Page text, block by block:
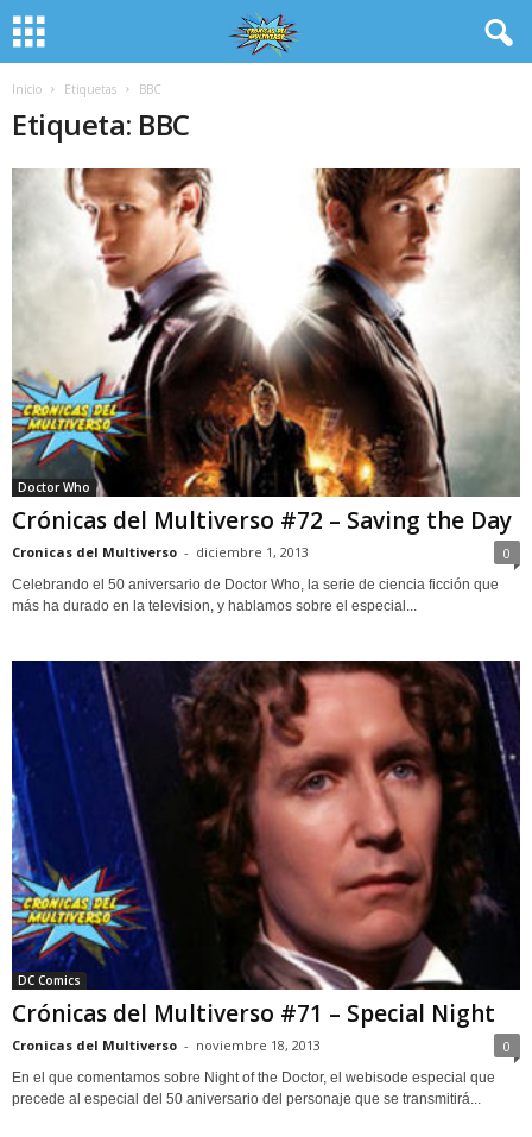
Inicio Etiquetas BBC
Etiqueta: BBC
Doctor Who
Crónicas del Multiverso #72 – Saving the Day
Cronicas del Multiverso - diciembre 1, 2013 0
Celebrando el 50 aniversario de Doctor Who, la serie de ciencia ficción que
más ha durado en la television, y hablamos sobre el especial...
DC Comics
Crónicas del Multiverso #71 – Special Night
Cronicas del Multiverso - noviembre 18, 2013 0
En el que comentamos sobre Night of the Doctor, el webisode especial que
precede al especial del 50 aniversario del personaje que se transmitirá...